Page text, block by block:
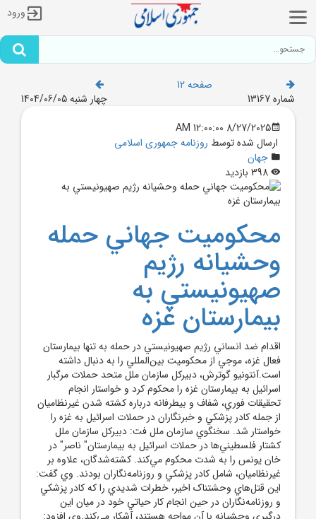
ورود
صفحه 12
شماره 13167
چهار شنبه 1404/06/05
8/27/2025 12:00:00 AM
ارسال شده توسط روزنامه جمهوری اسلامی
جهان
محکوميت جهاني حمله
وحشيانه رژيم
صهيونيستي به
بيمارستان غزه
اقدام ضد انساني رژيم صهيونيستي در حمله به تنها بيمارستان
فعال غزه، موجي از محکوميت بين‌المللي را به دنبال داشته
است.آنتونيو گوترش، دبيرکل سازمان ملل متحد حملات مرگبار
اسرائيل به بيمارستان غزه را محکوم کرد و خواستار انجام
تحقيقات فوري، شفاف و بيطرفانه درباره کشته شدن غيرنظاميان
از جمله کادر پزشکي و خبرنگاران در حملات اسرائيل به غزه را
خواستار شد. سخنگوي سازمان ملل فت: دبيرکل سازمان ملل
کشتار فلسطيني‌ها در حملات اسرائيل به بيمارستان" ناصر" در
خان يونس را به شدت محکوم مي‌کند. کشته‌شدگان، علاوه بر
غيرنظاميان، شامل کادر پزشکي و روزنامه‌نگاران بودند. وي گفت:
اين قتل‌هاي وحشتناک اخير، خطرات شديدي را که کادر پزشکي
و روزنامه‌نگاران در حين انجام کار حياتي خود در ميان اين